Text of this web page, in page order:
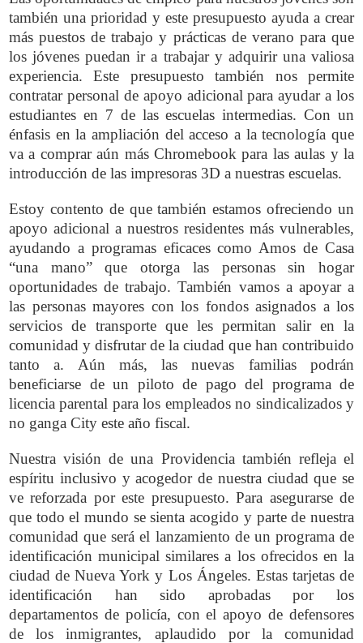
también una prioridad y este presupuesto ayuda a crear
más puestos de trabajo y prácticas de verano para que
los jóvenes puedan ir a trabajar y adquirir una valiosa
experiencia. Este presupuesto también nos permite
contratar personal de apoyo adicional para ayudar a los
estudiantes en 7 de las escuelas intermedias. Con un
énfasis en la ampliación del acceso a la tecnología que
va a comprar aún más Chromebook para las aulas y la
introducción de las impresoras 3D a nuestras escuelas.
Estoy contento de que también estamos ofreciendo un
apoyo adicional a nuestros residentes más vulnerables,
ayudando a programas eficaces como Amos de Casa
“una mano” que otorga las personas sin hogar
oportunidades de trabajo. También vamos a apoyar a
las personas mayores con los fondos asignados a los
servicios de transporte que les permitan salir en la
comunidad y disfrutar de la ciudad que han contribuido
tanto a. Aún más, las nuevas familias podrán
beneficiarse de un piloto de pago del programa de
licencia parental para los empleados no sindicalizados y
no ganga City este año fiscal.
Nuestra visión de una Providencia también refleja el
espíritu inclusivo y acogedor de nuestra ciudad que se
ve reforzada por este presupuesto. Para asegurarse de
que todo el mundo se sienta acogido y parte de nuestra
comunidad que será el lanzamiento de un programa de
identificación municipal similares a los ofrecidos en la
ciudad de Nueva York y Los Ángeles. Estas tarjetas de
identificación han sido aprobadas por los
departamentos de policía, con el apoyo de defensores
de los inmigrantes, aplaudido por la comunidad